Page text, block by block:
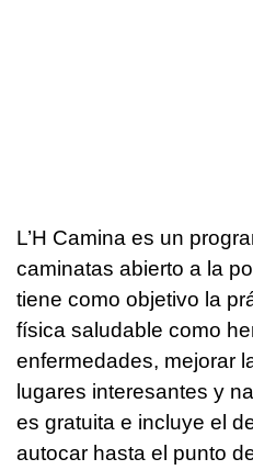
L’H Camina es un
caminatas abierto a la
tiene como objetivo la
física saludable como
enfermedades, mejorar
lugares interesantes y
es gratuita e incluye el
autocar hasta el punto